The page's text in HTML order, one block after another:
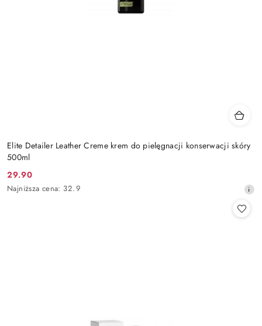
Elite Detailer Leather Creme krem do pielęgnacji konserwacji skóry
500ml
Cena
promocyjna:
29.90
Najniższa
Najniższa cena: 32.9